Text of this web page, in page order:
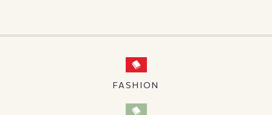
FASHION